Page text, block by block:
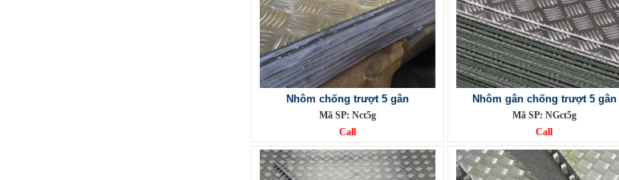
Nhôm chống trượt 5 gân
Mã SP: Nct5g
Call
Nhôm gân chống trượt 5 gân
Mã SP: NGct5g
Call